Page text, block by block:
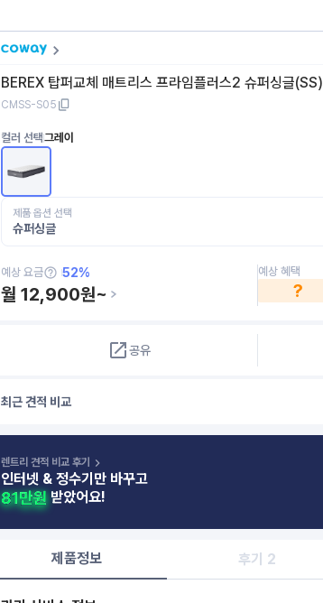
BEREX 탑퍼교체 매트리스 프라임플러스2 슈퍼싱글(SS)
CMSS-S05
컬러 선택그레이
제품 옵션 선택
슈퍼싱글
예상 요금 52%
월 12,900원~
예상 혜택
?
공유
최근 견적 비교
렌트리 견적 비교 후기
인터넷 & 정수기만 바꾸고
받았어요!
제품정보 후기 2